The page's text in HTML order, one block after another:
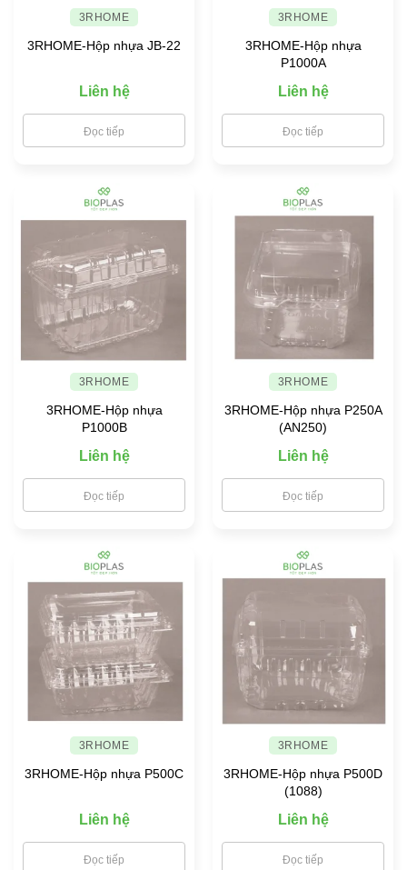
3RHOME
3RHOME-Hộp nhựa JB-22
Liên hệ
Đọc tiếp
3RHOME
3RHOME-Hộp nhựa
P1000A
Liên hệ
Đọc tiếp
3RHOME
3RHOME-Hộp nhựa
P1000B
Liên hệ
Đọc tiếp
3RHOME
3RHOME-Hộp nhựa P250A
(AN250)
Liên hệ
Đọc tiếp
3RHOME
3RHOME-Hộp nhựa P500C
Liên hệ
Đọc tiếp
3RHOME
3RHOME-Hộp nhựa P500D
(1088)
Liên hệ
Đọc tiếp